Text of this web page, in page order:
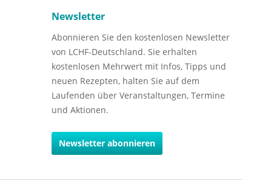
Newsletter
Abonnieren Sie den kostenlosen Newsletter
von LCHF-Deutschland. Sie erhalten
kostenlosen Mehrwert mit Infos, Tipps und
neuen Rezepten, halten Sie auf dem
Laufenden über Veranstaltungen, Termine
und Aktionen.
Newsletter abonnieren